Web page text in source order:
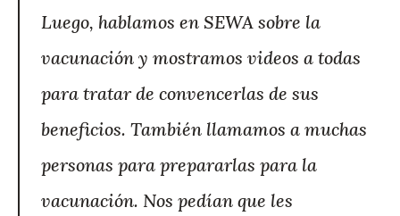
Luego, hablamos en SEWA sobre la
vacunación y mostramos videos a todas
para tratar de convencerlas de sus
beneficios. También llamamos a muchas
personas para prepararlas para la
vacunación. Nos pedían que les